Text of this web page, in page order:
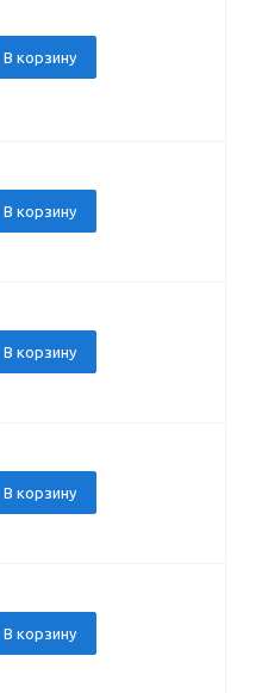
В корзину
В корзину
В корзину
В корзину
В корзину